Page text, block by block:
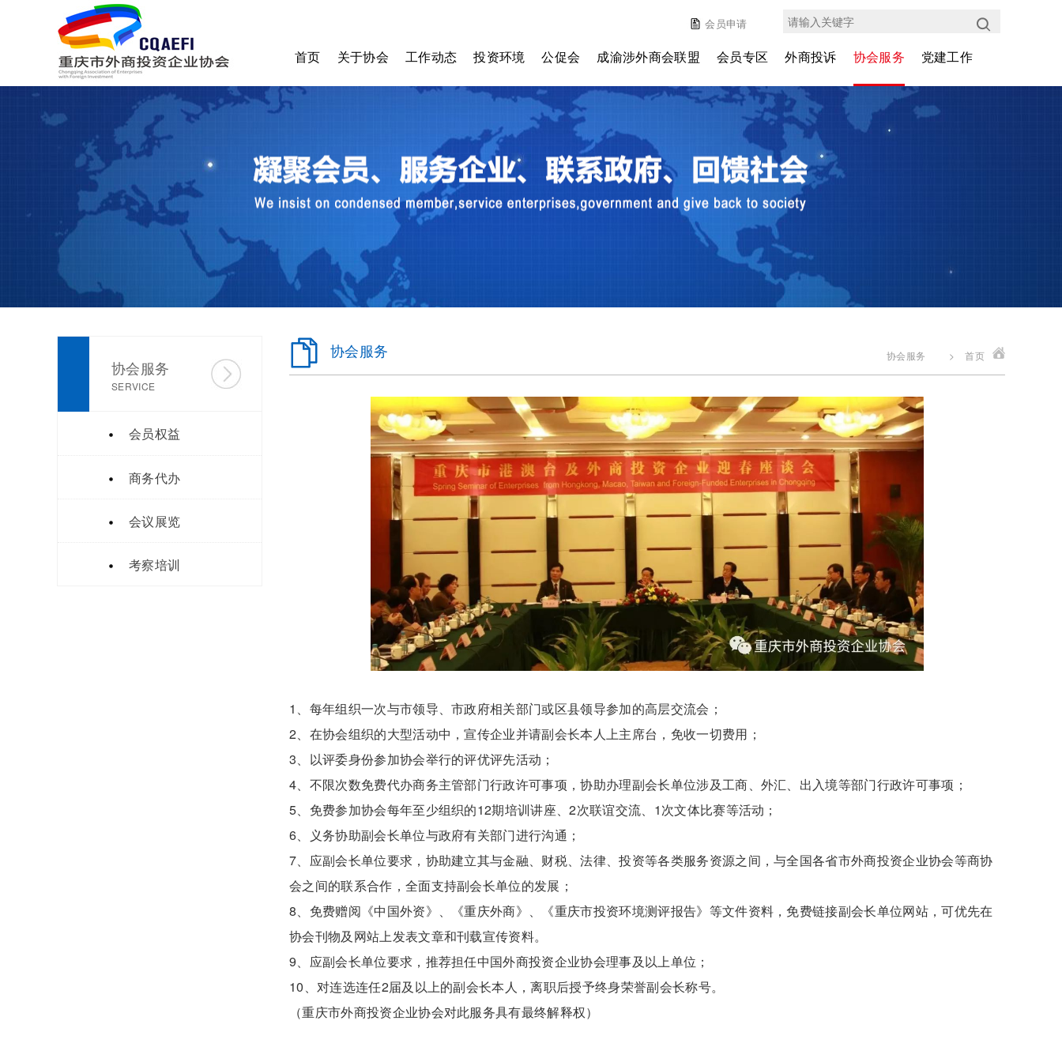
会员申请
首页 关于协会
监事会
秘书处
收费标准
加入我们
工作动态
通知公告
投资环境
历年投资环境报告
投资环境测评
其它报告
公促会
主任委员
副主任委员
会员单位
成渝涉外商会联盟 会员专区
会员介绍
企业动态
外协30年
外商投诉
投诉协调中心
管理办法
投诉协调平台
协会服务
会员权益
商务代办
党建工作
协会服务
SERVICE
会员权益
商务代办
会议展览
考察培训
协会服务 协会服务 > 首页
1、每年组织一次与市领导、市政府相关部门或区县领导参加的高层交流会；
2、在协会组织的大型活动中，宣传企业并请副会长本人上主席台，免收一切费用；
3、以评委身份参加协会举行的评优评先活动；
4、不限次数免费代办商务主管部门行政许可事项，协助办理副会长单位涉及工商、外汇、出入境等部门行政许可事项；
5、免费参加协会每年至少组织的12期培训讲座、2次联谊交流、1次文体比赛等活动；
6、义务协助副会长单位与政府有关部门进行沟通；
7、应副会长单位要求，协助建立其与金融、财税、法律、投资等各类服务资源之间，与全国各省市外商投资企业协会等商协
会之间的联系合作，全面支持副会长单位的发展；
8、免费赠阅《中国外资》、《重庆外商》、《重庆市投资环境测评报告》等文件资料，免费链接副会长单位网站，可优先在
协会刊物及网站上发表文章和刊载宣传资料。
9、应副会长单位要求，推荐担任中国外商投资企业协会理事及以上单位；
10、对连选连任2届及以上的副会长本人，离职后授予终身荣誉副会长称号。
（重庆市外商投资企业协会对此服务具有最终解释权）